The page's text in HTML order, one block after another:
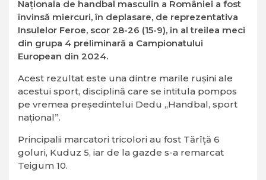
Naţionala de handbal masculin a României a fost
învinsă miercuri, în deplasare, de reprezentativa
Insulelor Feroe, scor 28-26 (15-9), în al treilea meci
din grupa 4 preliminară a Campionatului
European din 2024.
Acest rezultat este una dintre marile rușini ale
acestui sport, disciplină care se intitula pompos
pe vremea președintelui Dedu „Handbal, sport
național”.
Principalii marcatori tricolori au fost Tărîţă 6
goluri, Kuduz 5, iar de la gazde s-a remarcat
Teigum 10.